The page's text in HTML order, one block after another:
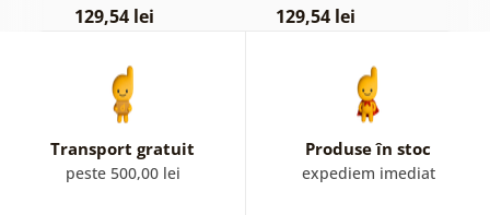
129,54 lei 129,54 lei
Transport gratuit
peste 500,00 lei
Produse în stoc
expediem imediat